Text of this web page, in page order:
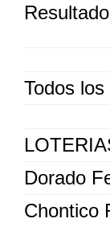
Todos
Dorado
Chontico